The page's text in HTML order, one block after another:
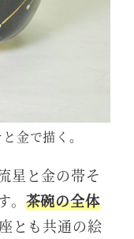
金で描く。
星と金の帯そ
茶碗の全体
とも共通の絵